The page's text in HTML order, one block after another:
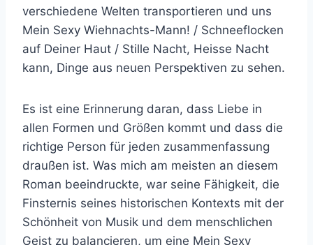
verschiedene Welten transportieren und uns
Mein Sexy Wiehnachts-Mann! / Schneeflocken
auf Deiner Haut / Stille Nacht, Heisse Nacht
kann, Dinge aus neuen Perspektiven zu sehen.
Es ist eine Erinnerung daran, dass Liebe in
allen Formen und Größen kommt und dass die
richtige Person für jeden zusammenfassung
draußen ist. Was mich am meisten an diesem
Roman beeindruckte, war seine Fähigkeit, die
Finsternis seines historischen Kontexts mit der
Schönheit von Musik und dem menschlichen
Geist zu balancieren, um eine Mein Sexy